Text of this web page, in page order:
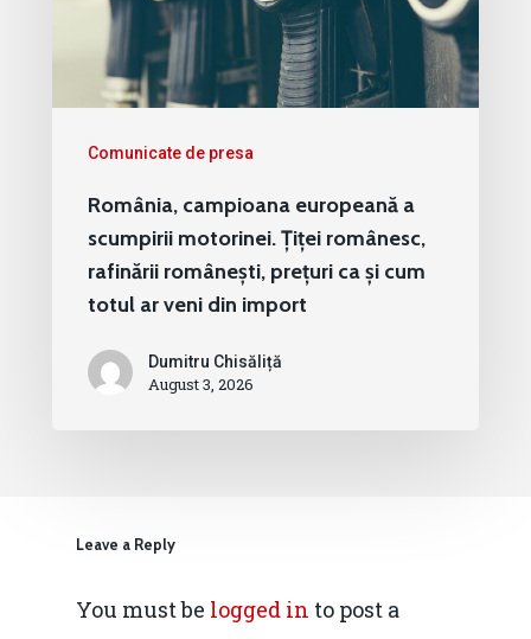
Comunicate de presa
România, campioana europeană a
scumpirii motorinei. Țiței românesc,
rafinării românești, prețuri ca și cum
totul ar veni din import
Dumitru Chisăliță
August 3, 2026
Leave a Reply
You must be logged in to post a